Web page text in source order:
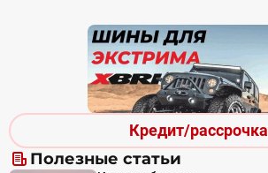
Кредит/рассрочка
Полезные статьи